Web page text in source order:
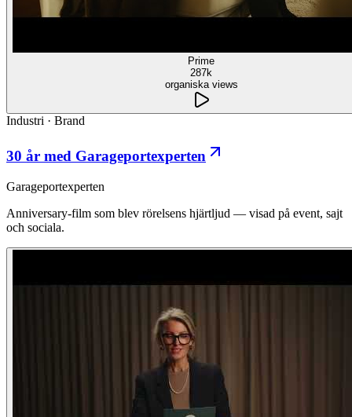
Prime
287k
organiska views
Industri · Brand
30 år med Garageportexperten
Garageportexperten
Anniversary-film som blev rörelsens hjärtljud — visad på event, sajt
och sociala.